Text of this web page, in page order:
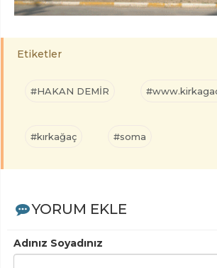
Etiketler
#HAKAN DEMİR
#kırkağaç #soma
YORUM EKLE
Adınız Soyadınız